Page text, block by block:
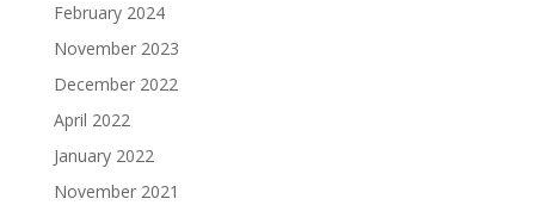
February 2024
November 2023
December 2022
April 2022
January 2022
November 2021